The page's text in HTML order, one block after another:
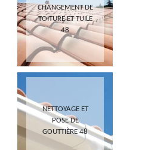
CHANGEMENT DE
TOITURE ET TUILE
48
NETTOYAGE ET
POSE DE
GOUTTIÈRE 48